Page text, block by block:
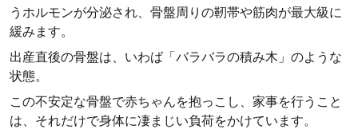
うホルモンが分泌され、骨盤周りの靭帯や筋肉が最大級に
緩みます。
出産直後の骨盤は、いわば「バラバラの積み木」のような
状態。
この不安定な骨盤で赤ちゃんを抱っこし、家事を行うこと
は、それだけで身体に凄まじい負荷をかけています。